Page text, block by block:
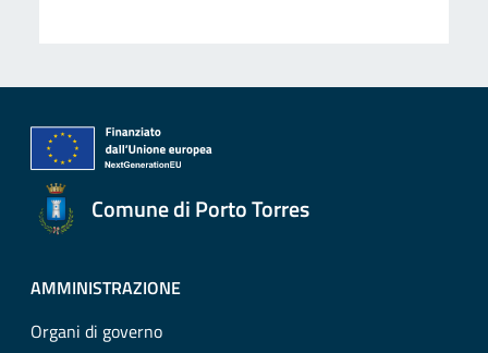
Comune di Porto Torres
AMMINISTRAZIONE
Organi di governo